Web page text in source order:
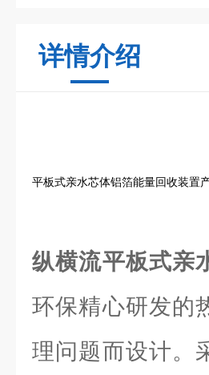
详情介绍
平板式亲水芯体铝箔能量回收装置
纵横流平板式亲
环保精心研发的
理问题而设计。